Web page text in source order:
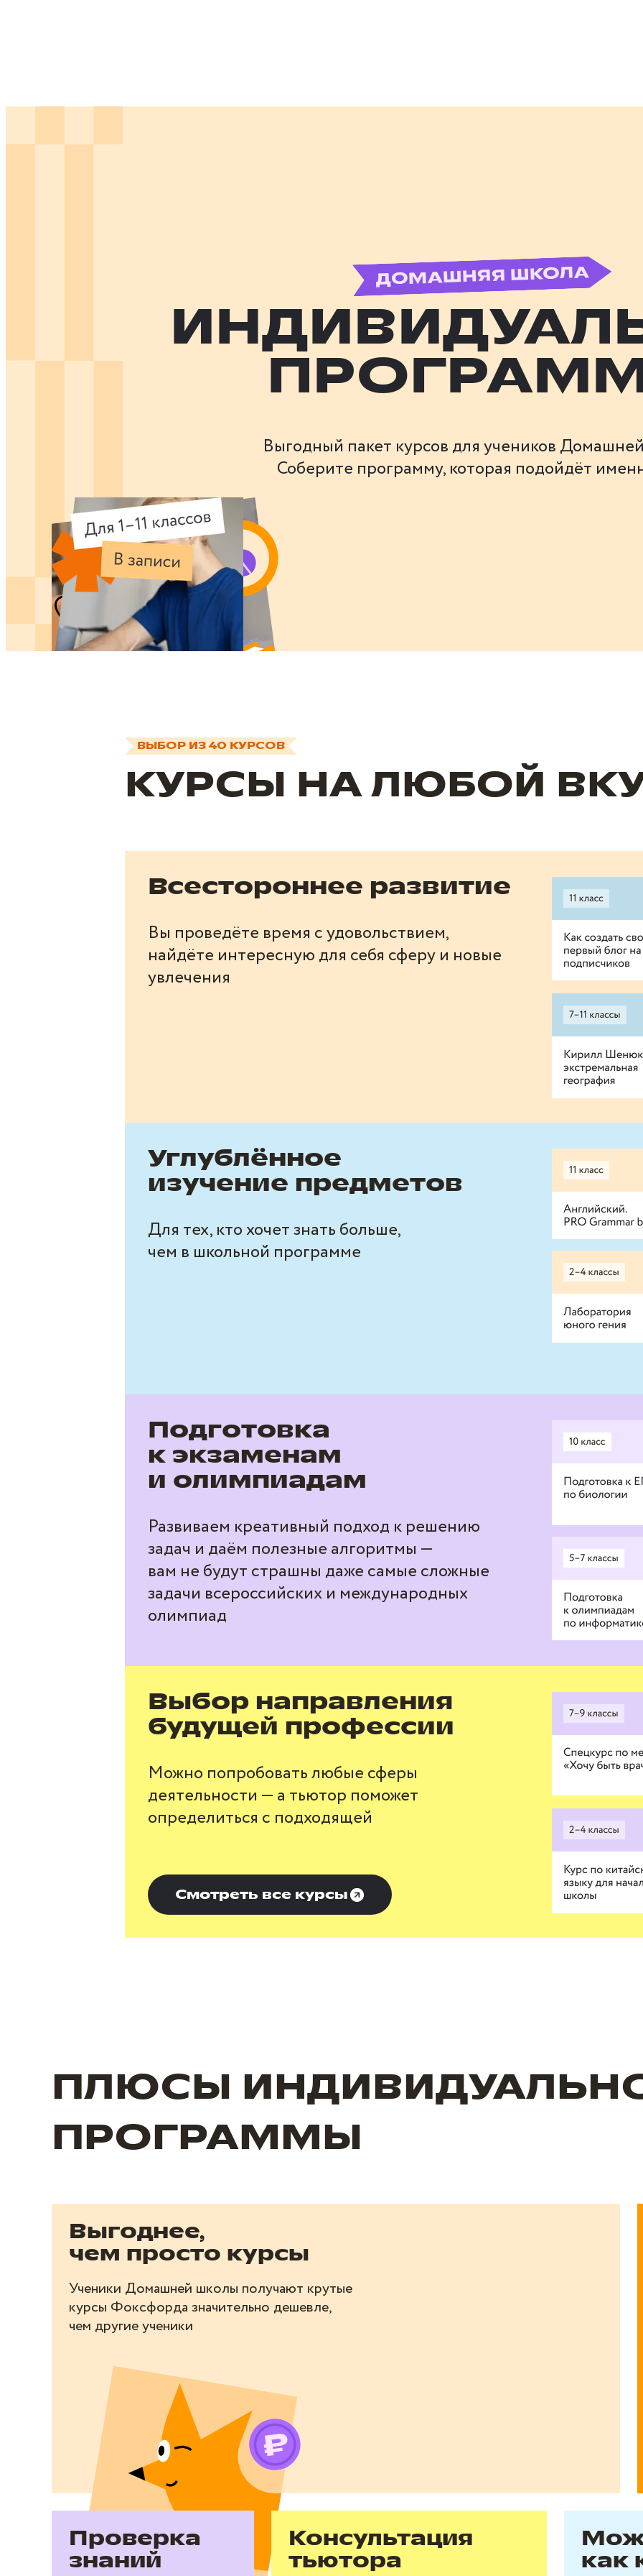
ДОМАШНЯЯ ШКОЛА
Выгодный пакет курсов для учеников
Соберите программу, которая подойдёт
ВЫБОР ИЗ 40 КУРСОВ
КУРСЫ НА ЛЮБОЙ
Всестороннее развитие
Вы проведёте время с удовольствием,
найдёте интересную для себя сферу и новые
увлечения
Углублённое
изучение предметов
Для тех, кто хочет знать больше,
чем в школьной программе
Подготовка
к экзаменам
и олимпиадам
Развиваем креативный подход к решению
задач и даём полезные алгоритмы —
вам не будут страшны даже самые сложные
задачи всероссийских и международных
олимпиад
Выбор направления
будущей профессии
Можно попробовать любые сферы
деятельности — а тьютор поможет
определиться с подходящей
Смотреть все курсы
ПЛЮСЫ
ПРОГРАММЫ
Выгоднее,
чем просто курсы
Ученики Домашней школы получают крутые
курсы Фоксфорда значительно дешевле,
чем другие ученики
Проверка
знаний
Консультация
тьютора
как